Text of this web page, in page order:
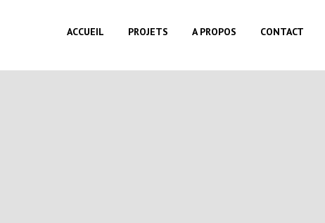
ACCUEIL PROJETS A PROPOS CONTACT